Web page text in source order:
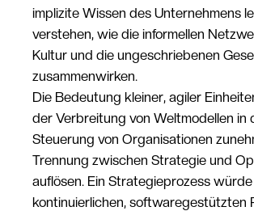
implizite Wissen des Unternehmens
verstehen, wie die informellen
Kultur und die ungeschriebenen
zusammenwirken.
Die Bedeutung kleiner, agiler
der Verbreitung von Weltmodellen in
Steuerung von Organisationen
Trennung zwischen Strategie und
auflösen. Ein Strategieprozess
kontinuierlichen, softwaregestützten